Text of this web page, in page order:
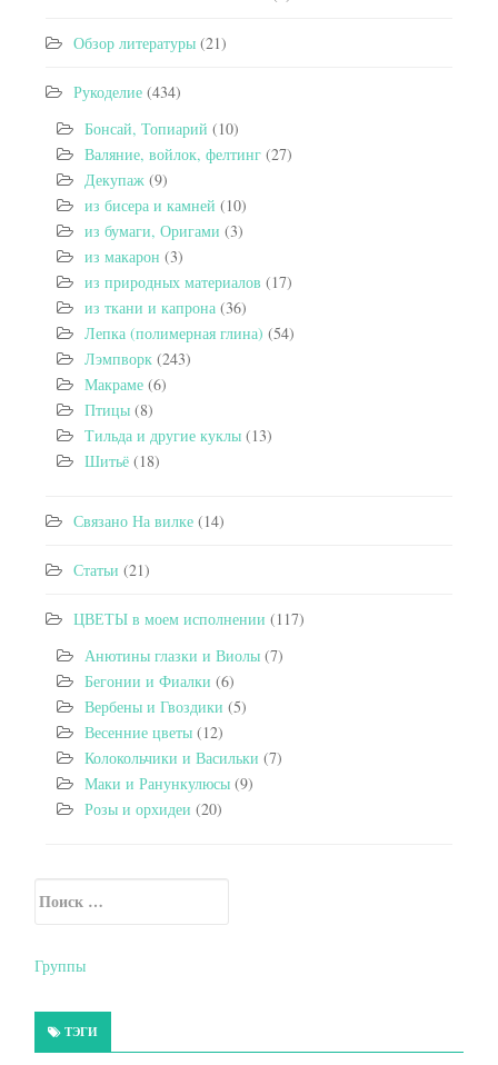
Обзор литературы (21)
Рукоделие (434)
Бонсай, Топиарий (10)
Валяние, войлок, фелтинг (27)
Декупаж (9)
из бисера и камней (10)
из бумаги, Оригами (3)
из макарон (3)
из природных материалов (17)
из ткани и капрона (36)
Лепка (полимерная глина) (54)
Лэмпворк (243)
Макраме (6)
Птицы (8)
Тильда и другие куклы (13)
Шитьё (18)
Связано На вилке (14)
Статьи (21)
ЦВЕТЫ в моем исполнении (117)
Анютины глазки и Виолы (7)
Бегонии и Фиалки (6)
Вербены и Гвоздики (5)
Весенние цветы (12)
Колокольчики и Васильки (7)
Маки и Ранункулюсы (9)
Розы и орхидеи (20)
Secondary Sidebar
Искать:
Группы
ТЭГИ